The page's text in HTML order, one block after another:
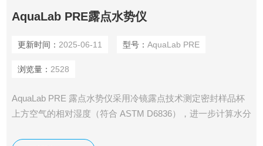
AquaLab PRE露点水势仪
更新时间： 2025-06-11 型号： AquaLab PRE
浏览量： 2528
AquaLab PRE 露点水势仪采用冷镜露点技术测定密封样品杯
上方空气的相对湿度（符合 ASTM D6836），进一步计算水分
活度和水势测量的标准工具。